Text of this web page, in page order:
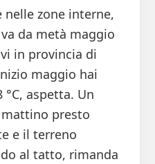
zone interne,
da metà maggio
in provincia di
maggio hai
aspetta. Un
presto
e il terreno
al tatto, rimanda